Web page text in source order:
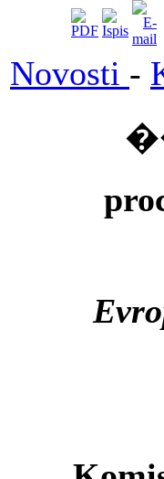
Novosti -
�